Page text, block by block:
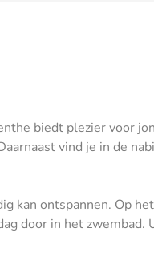
biedt plezier voor
vind je in de
kan ontspannen. Op
door in het